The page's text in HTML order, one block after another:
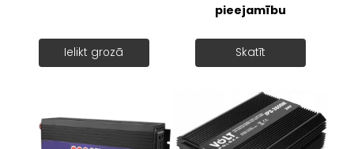
Ielikt grozā
pieejamību
Skatīt